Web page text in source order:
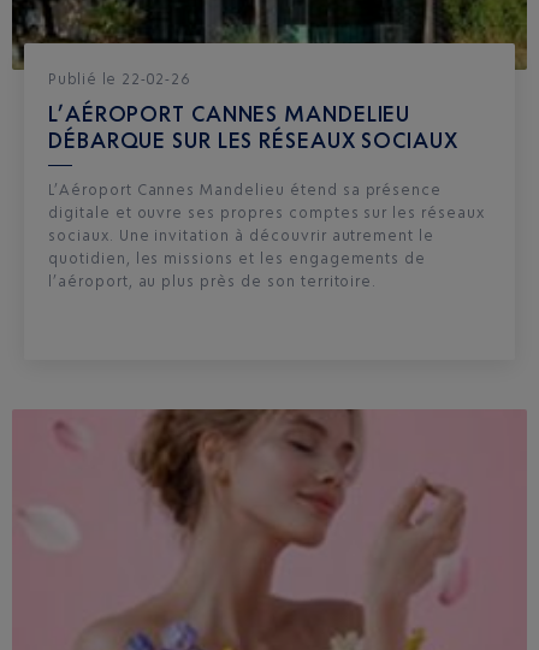
Publié le 22-02-26
L’AÉROPORT CANNES MANDELIEU
DÉBARQUE SUR LES RÉSEAUX SOCIAUX
L’Aéroport Cannes Mandelieu étend sa présence
digitale et ouvre ses propres comptes sur les réseaux
sociaux. Une invitation à découvrir autrement le
quotidien, les missions et les engagements de
l’aéroport, au plus près de son territoire.